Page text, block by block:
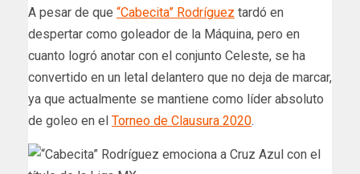
A pesar de que “Cabecita” Rodríguez tardó en
despertar como goleador de la Máquina, pero en
cuanto logró anotar con el conjunto Celeste, se ha
convertido en un letal delantero que no deja de marcar,
ya que actualmente se mantiene como líder absoluto
de goleo en el Torneo de Clausura 2020.